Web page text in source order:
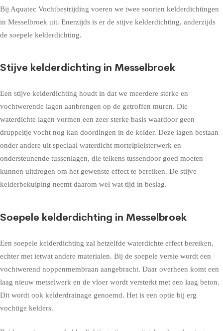
Bij Aquatec Vochtbestrijding voeren we twee soorten kelderdichtingen
in Messelbroek uit. Enerzijds is er de stijve kelderdichting, anderzijds
de soepele kelderdichting.
Stijve kelderdichting in Messelbroek
Een stijve kelderdichting houdt in dat we meerdere sterke en
vochtwerende lagen aanbrengen op de getroffen muren. Die
waterdichte lagen vormen een zeer sterke basis waardoor geen
druppeltje vocht nog kan doordingen in de kelder. Deze lagen bestaan
onder andere uit speciaal waterdicht mortelpleisterwerk en
ondersteunende tussenlagen, die telkens tussendoor goed moeten
kunnen uitdrogen om het gewenste effect te bereiken. De stijve
kelderbekuiping neemt daarom wel wat tijd in beslag.
Soepele kelderdichting in Messelbroek
Een soepele kelderdichting zal hetzelfde waterdichte effect bereiken,
echter met ietwat andere materialen. Bij de soepele versie wordt een
vochtwerend noppenmembraan aangebracht. Daar overheen komt een
laag nieuw metselwerk en de vloer wordt versterkt met een laag beton.
Dit wordt ook kelderdrainage genoemd. Het is een optie bij erg
vochtige kelders.